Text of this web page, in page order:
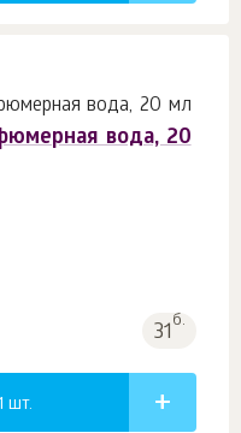
вода, 20
31б.
шт.